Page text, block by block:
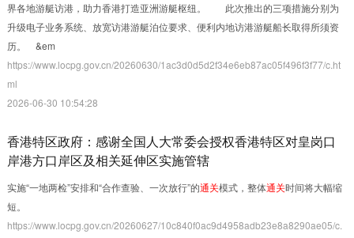
界各地游艇访港，助力香港打造亚洲游艇枢纽。 此次推出的三项措施分别为
升级电子业务系统、放宽访港游艇泊位要求、便利内地访港游艇船长取得所须资
历。 &em
https://www.locpg.gov.cn/20260630/1ac3d0d5d2f34e6eb87ac05f496f3f77/c.ht
ml
2026-06-30 10:54:28
香港特区政府：感谢全国人大常委会授权香港特区对皇岗口
岸港方口岸区及相关延伸区实施管辖
实施“一地两检”安排和“合作查验、一次放行”的通关模式，整体通关时间将大幅缩
短。
https://www.locpg.gov.cn/20260627/10c840f0ac9d4958adb23e8a8290ae05/c.